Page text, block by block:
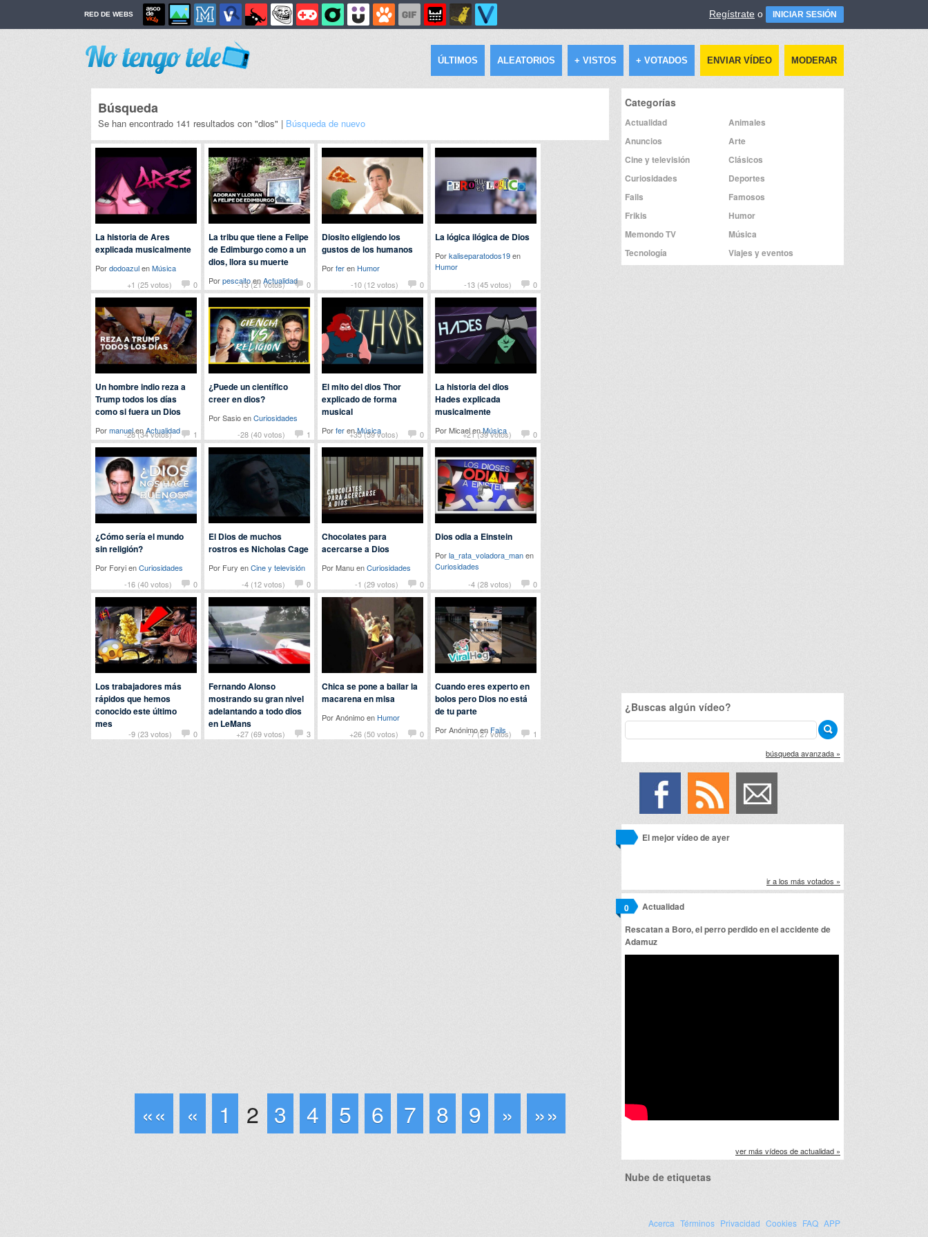
RED DE WEBS Regístrate o INICIAR SESIÓN
ÚLTIMOS ALEATORIOS + VISTOS + VOTADOS ENVIAR VÍDEO MODERAR
Búsqueda
Se han encontrado 141 resultados con "dios" | Búsqueda de nuevo
+1 (25 votos) 0
La historia de Ares
explicada musicalmente
PordodoazulenMúsica
-13 (21 votos)
0
La tribu que tiene a Felipe
de Edimburgo como a un
dios, llora su muerte
PorpescaitoenActualidad -10 (12 votos) 0
Diosito eligiendo los
gustos de los humanos
Porferen Humor
-13 (45 votos)
0
La lógica ilógica de Dios
Porkaliseparatodos19en
Humor
-28 (34 votos) 1
Un hombre indio reza a
Trump todos los días
como si fuera un Dios
PormanuelenActualidad -28 (40 votos) 1
¿Puede un científico
creer en dios?
Por Sasio enCuriosidades
+35 (59 votos)
0
El mito del dios Thor
explicado de forma
musical
PorferenMúsica +21 (39 votos) 0
La historia del dios
Hades explicada
musicalmente
Por Micael enMúsica
-16 (40 votos) 0
¿Cómo sería el mundo
sin religión?
Por Foryi enCuriosidades
-4 (12 votos)
0
El Dios de muchos
rostros es Nicholas Cage
Por Fury enCine y televisión
-1 (29 votos)
0
Chocolates para
acercarse a Dios
Por Manu enCuriosidades
-4 (28 votos)
0
Dios odia a Einstein
Porla_rata_voladora_manen
Curiosidades
-9 (23 votos) 0
Los trabajadores más
rápidos que hemos
conocido este último
mes
Por Damian enCuriosidades
+27 (69 votos) 3
Fernando Alonso
mostrando su gran nivel
adelantando a todo dios
en LeMans
Por Manel enDeportes
+26 (50 votos) 0
Chica se pone a bailar la
macarena en misa
Por Anónimo en Humor
-7 (27 votos)
1
Cuando eres experto en
bolos pero Dios no está
de tu parte
Por Anónimo en Fails
«« « 1 2 3 4 5 6 7 8 9 » »»
Categorías
Actualidad
Animales
Anuncios
Arte
Cine y televisión
Clásicos
Curiosidades
Deportes
Fails
Famosos
Frikis
Humor
Memondo TV
Música
Tecnología
Viajes y eventos
¿Buscas algún vídeo?
búsqueda avanzada »
El mejor vídeo de ayer
ir a los más votados »
Actualidad
0
Rescatan a Boro, el perro perdido en el accidente de
Adamuz
ver más vídeos de actualidad »
Nube de etiquetas
Acerca Términos Privacidad Cookies FAQ APP